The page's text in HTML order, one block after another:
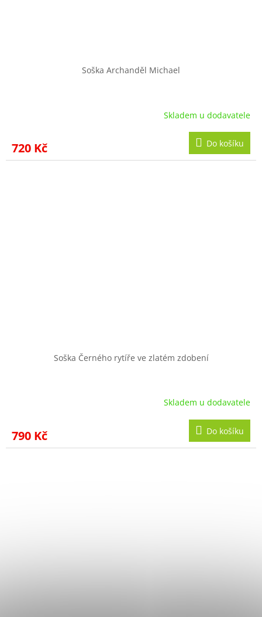
Soška Archanděl Michael
Skladem u dodavatele
720 Kč Do košíku
Soška Černého rytíře ve zlatém zdobení
Skladem u dodavatele
790 Kč Do košíku